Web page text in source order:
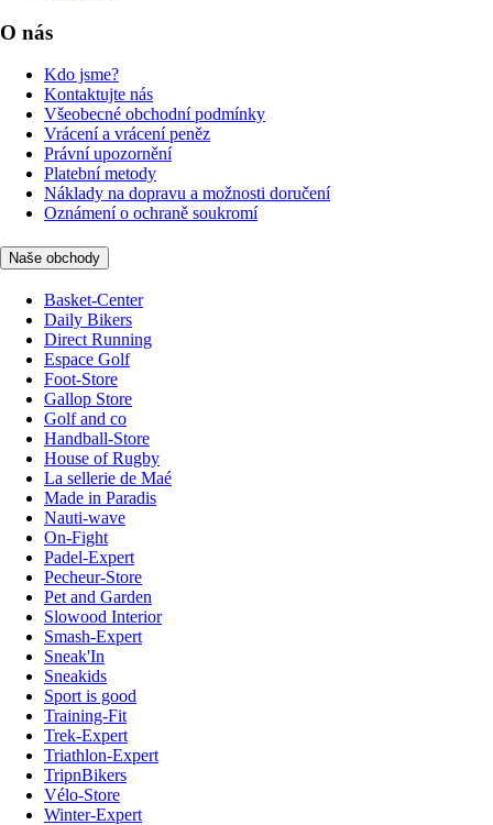
O nás
Kdo jsme?
Kontaktujte nás
Všeobecné obchodní podmínky
Vrácení a vrácení peněz
Právní upozornění
Platební metody
Náklady na dopravu a možnosti doručení
Oznámení o ochraně soukromí
Naše obchody
Basket-Center
Daily Bikers
Direct Running
Espace Golf
Foot-Store
Gallop Store
Golf and co
Handball-Store
House of Rugby
La sellerie de Maé
Made in Paradis
Nauti-wave
On-Fight
Padel-Expert
Pecheur-Store
Pet and Garden
Slowood Interior
Smash-Expert
Sneak'In
Sneakids
Sport is good
Training-Fit
Trek-Expert
Triathlon-Expert
TripnBikers
Vélo-Store
Winter-Expert